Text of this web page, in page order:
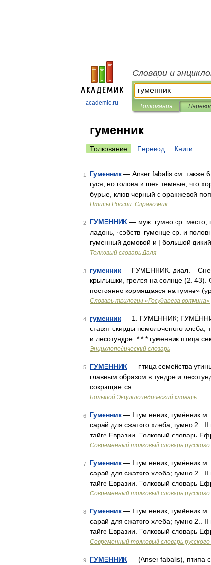
academic.ru
Словари и
Толкования
гуменник
Толкование Перевод Книги
1 Гуменник — Anser fabalis см. также
гуся, но голова и шея темные, что
бурые, клюв черный с оранжевой
Птицы России. Справочник
2 ГУМЕННИК — муж. гумно ср. место,
ладонь, ·собств. гуменце ср. и
гуменный домовой и | большой
Толковый словарь Даля
3 гуменник — ГУМЕННИК, диал. –
крылышки, грелся на солнце (2. 43).
постоянно кормящаяся на гумне»
Словарь трилогии «Государева вотчина»
4 гуменник — 1. ГУМЕННИК; ГУМЁННИК,
ставят скирды немолоченого
и лесотундре. * * * гуменник птица
Энциклопедический словарь
5 ГУМЕННИК — птица семейства
главным образом в тундре и
сокращается …
Большой Энциклопедический словарь
6 Гуменник — I гум енник, гумённик
сарай для сжатого хлеба; гумно 2..
тайге Евразии. Толковый словарь
Современный толковый словарь
7 Гуменник — I гум енник, гумённик
сарай для сжатого хлеба; гумно 2..
тайге Евразии. Толковый словарь
Современный толковый словарь
8 Гуменник — I гум енник, гумённик
сарай для сжатого хлеба; гумно 2..
тайге Евразии. Толковый словарь
Современный толковый словарь
9 ГУМЕННИК — (Anser fabalis), птипа